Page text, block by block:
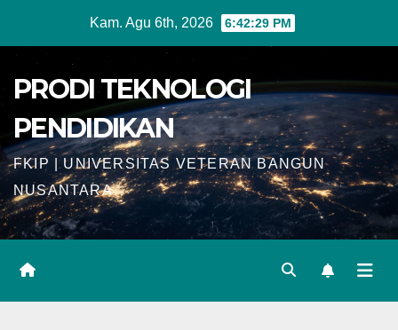
Kam. Agu 6th, 2026 6:42:29 PM
PRODI TEKNOLOGI
PENDIDIKAN
FKIP | UNIVERSITAS VETERAN BANGUN
NUSANTARA